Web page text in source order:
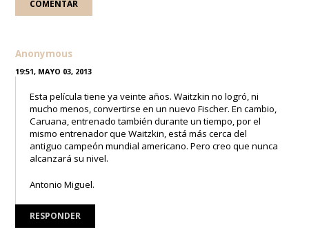
Anonymous
19:51, MAYO 03, 2013
Esta película tiene ya veinte años. Waitzkin no logró, ni
mucho menos, convertirse en un nuevo Fischer. En cambio,
Caruana, entrenado también durante un tiempo, por el
mismo entrenador que Waitzkin, está más cerca del
antiguo campeón mundial americano. Pero creo que nunca
alcanzará su nivel.
Antonio Miguel.
RESPONDER